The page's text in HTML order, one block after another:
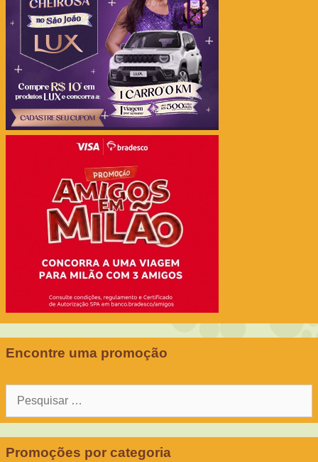
Encontre uma promoção
Pesquisar
Promoções por categoria